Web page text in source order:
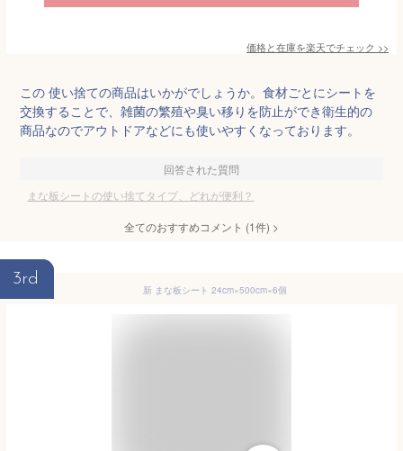
価格と在庫を楽天でチェック >>
この 使い捨ての商品はいかがでしょうか。食材ごとにシートを
交換することで、雑菌の繁殖や臭い移りを防止ができ衛生的の
商品なのでアウトドアなどにも使いやすくなっております。
回答された質問
まな板シートの使い捨てタイプ、どれが便利？
全てのおすすめコメント (1件) >
3rd
新 まな板シート 24cm×500cm×6個